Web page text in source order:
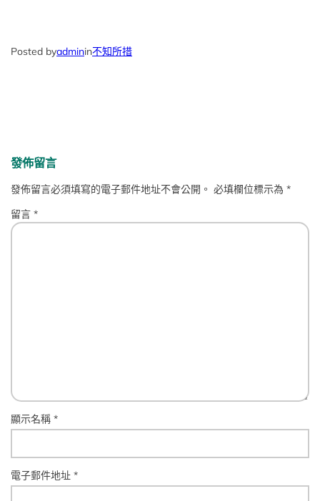
Posted byadminin不知所措
發佈留言
發佈留言必須填寫的電子郵件地址不會公開。 必填欄位標示為*
留言*
顯示名稱*
電子郵件地址*